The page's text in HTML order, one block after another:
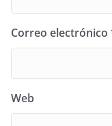
Correo electrónico
Web